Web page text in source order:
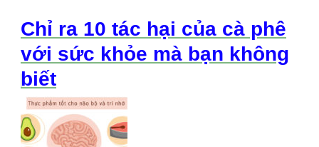
Chỉ ra 10 tác hại của cà phê
với sức khỏe mà bạn không
biết